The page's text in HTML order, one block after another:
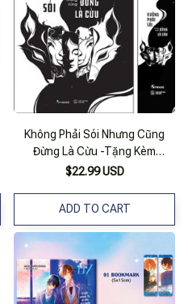
Không Phải Sói Nhưng Cũng
Đừng Là Cừu -Tặng Kèm
Bookmark 2 Mặt
$22.99 USD
ADD TO CART